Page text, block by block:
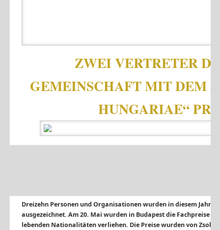
ZWEI VERTRETER
GEMEINSCHAFT MIT DEM
HUNGARIAE“
Dreizehn Personen und Organisationen wurden in diesem Jahr
ausgezeichnet. Am 20. Mai wurden in Budapest die Fachpreise
lebenden Nationalitäten verliehen. Die Preise wurden von